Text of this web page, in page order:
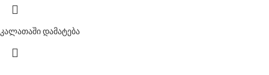
კალათაში დამატება